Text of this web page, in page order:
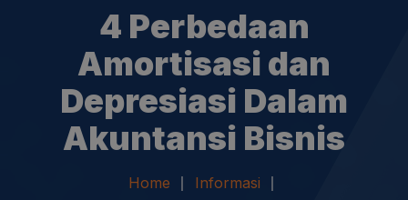
4 Perbedaan
Amortisasi dan
Depresiasi Dalam
Akuntansi Bisnis
Home
Informasi